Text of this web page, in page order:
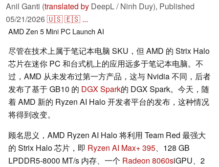
Anil Ganti (translated by DeepL / Ninh Duy), Published
05/21/2026🇺🇸🇪🇸 ...
AMDZen 5 Mini PC Launch AI
尽管在技术上属于笔记本电脑 SKU，但 AMD 的 Strix Halo
芯片在迷你 PC 和台式机上的应用远多于笔记本电脑。不
过，AMD 从未发布过第一方产品，这与 Nvidia 不同，后者
发布了基于 GB10 的 DGX Spark的 DGX Spark。今天，随
着 AMD 新的 Ryzen AI Halo 开发者平台的发布，这种情况
将得到改变。
顾名思义，AMD Ryzen AI Halo 将利用 Team Red 最强大
的 Strix Halo 芯片，即 Ryzen AI Max+ 395、128 GB
LPDDR5-8000 MT/s 内存、一个 Radeon 8060siGPU、2